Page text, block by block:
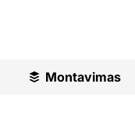
Montavimas